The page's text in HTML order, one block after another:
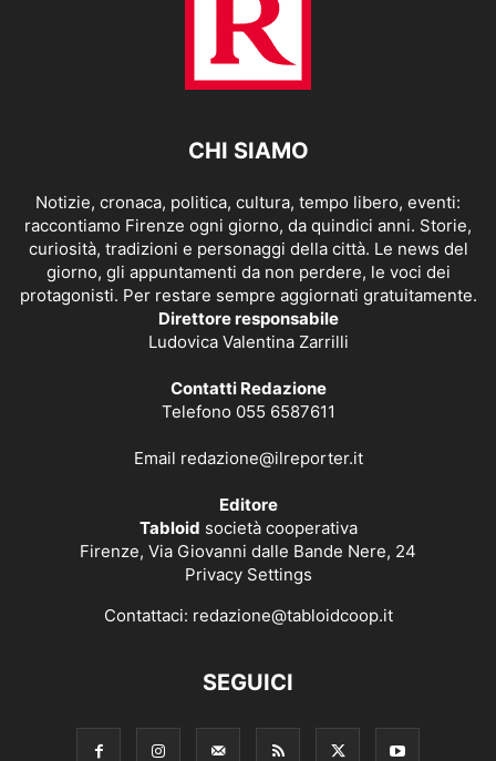
CHI SIAMO
Notizie, cronaca, politica, cultura, tempo libero, eventi:
raccontiamo Firenze ogni giorno, da quindici anni. Storie,
curiosità, tradizioni e personaggi della città. Le news del
giorno, gli appuntamenti da non perdere, le voci dei
protagonisti. Per restare sempre aggiornati gratuitamente.
Direttore responsabile
Ludovica Valentina Zarrilli
Contatti Redazione
Telefono 055 6587611
Email redazione@ilreporter.it
Editore
Tabloid società cooperativa
Firenze, Via Giovanni dalle Bande Nere, 24
Privacy Settings
Contattaci: redazione@tabloidcoop.it
SEGUICI